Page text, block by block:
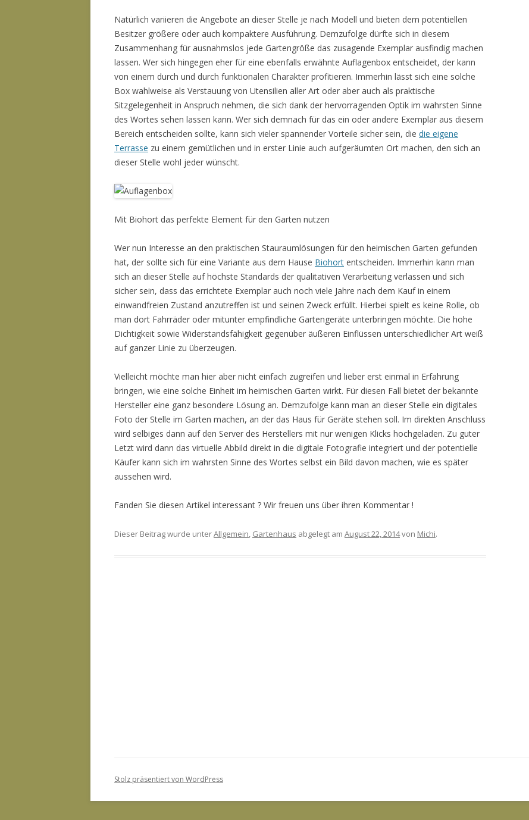
Natürlich variieren die Angebote an dieser Stelle je nach Modell und bieten dem potentiellen
Besitzer größere oder auch kompaktere Ausführung. Demzufolge dürfte sich in diesem
Zusammenhang für ausnahmslos jede Gartengröße das zusagende Exemplar ausfindig machen
lassen. Wer sich hingegen eher für eine ebenfalls erwähnte Auflagenbox entscheidet, der kann
von einem durch und durch funktionalen Charakter profitieren. Immerhin lässt sich eine solche
Box wahlweise als Verstauung von Utensilien aller Art oder aber auch als praktische
Sitzgelegenheit in Anspruch nehmen, die sich dank der hervorragenden Optik im wahrsten Sinne
des Wortes sehen lassen kann. Wer sich demnach für das ein oder andere Exemplar aus diesem
Bereich entscheiden sollte, kann sich vieler spannender Vorteile sicher sein, die die eigene
Terrasse zu einem gemütlichen und in erster Linie auch aufgeräumten Ort machen, den sich an
dieser Stelle wohl jeder wünscht.
Mit Biohort das perfekte Element für den Garten nutzen
Wer nun Interesse an den praktischen Stauraumlösungen für den heimischen Garten gefunden
hat, der sollte sich für eine Variante aus dem Hause Biohort entscheiden. Immerhin kann man
sich an dieser Stelle auf höchste Standards der qualitativen Verarbeitung verlassen und sich
sicher sein, dass das errichtete Exemplar auch noch viele Jahre nach dem Kauf in einem
einwandfreien Zustand anzutreffen ist und seinen Zweck erfüllt. Hierbei spielt es keine Rolle, ob
man dort Fahrräder oder mitunter empfindliche Gartengeräte unterbringen möchte. Die hohe
Dichtigkeit sowie Widerstandsfähigkeit gegenüber äußeren Einflüssen unterschiedlicher Art weiß
auf ganzer Linie zu überzeugen.
Vielleicht möchte man hier aber nicht einfach zugreifen und lieber erst einmal in Erfahrung
bringen, wie eine solche Einheit im heimischen Garten wirkt. Für diesen Fall bietet der bekannte
Hersteller eine ganz besondere Lösung an. Demzufolge kann man an dieser Stelle ein digitales
Foto der Stelle im Garten machen, an der das Haus für Geräte stehen soll. Im direkten Anschluss
wird selbiges dann auf den Server des Herstellers mit nur wenigen Klicks hochgeladen. Zu guter
Letzt wird dann das virtuelle Abbild direkt in die digitale Fotografie integriert und der potentielle
Käufer kann sich im wahrsten Sinne des Wortes selbst ein Bild davon machen, wie es später
aussehen wird.
Fanden Sie diesen Artikel interessant ? Wir freuen uns über ihren Kommentar !
Dieser Beitrag wurde unterAllgemein, Gartenhaus abgelegt am August 22, 2014von Michi.
Stolz präsentiert von WordPress